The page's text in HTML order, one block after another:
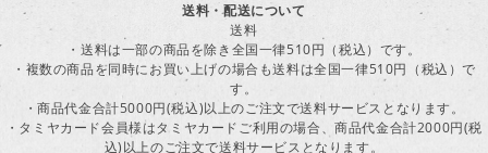
送料・配送について
送料
・送料は一部の商品を除き全国一律510円（税込）です。
・複数の商品を同時にお買い上げの場合も送料は全国一律510円（税込）で
す。
・商品代金合計5000円(税込)以上のご注文で送料サービスとなります。
・タミヤカード会員様はタミヤカードご利用の場合、商品代金合計2000円(税
込)以上のご注文で送料サービスとなります。